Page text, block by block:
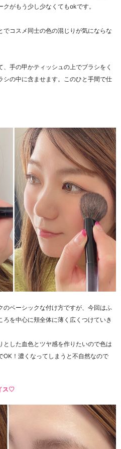
がもう少し少なくてもokです。
コスメ同士の色の混じりが気にならな
手の甲かティッシュの上でブラシをく
シの中に含ませます。このひと手間で仕
ベーシックな付け方ですが、 今回はふ
ろを中心に頬全体に薄く広くつけていき
とした血色とツヤ感を作りたいので色は
OK ！ 濃くなってしまうと不自然なので
ス♡